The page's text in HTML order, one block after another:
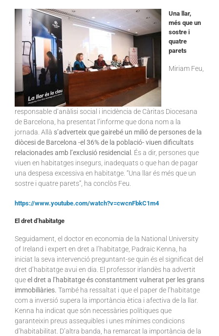
Una llar,
més que un
sostre i
quatre
parets
Miriam Feu,
responsable d’anàlisi social i incidència de Càritas Diocesana
de Barcelona, ha presentat l’informe que dona nom a la
jornada. Allà s’adverteix que gairebé un milió de persones de la
diòcesi de Barcelona -el 36% de la població- viuen dificultats
relacionades amb l’exclusió residencial
. És a dir, persones que
viuen en habitatges insegurs, inadequats o que han de pagar
una despesa excessiva en habitatge. “Una llar és més que un
sostre i quatre parets”, ha conclòs Feu.
https://www.youtube.com/watch?v=cwcnFbkC1m4
El dret d’habitatge
Seguidament, el doctor en economia de la National University
of Ireland i expert en dret a l’habitatge, Padraic Kenna, ha
iniciat la seva intervenció preguntant-se quin és el significat del
dret d’habitatge avui en dia. El professor irlandès ha advertit
queel dret a l’habitatge és constantment vulnerat per les grans
immobiliàries. També ha ressaltat i que el paper de l’habitatge
com a inversió supera la importància ètica i afectiva de la llar.
Kenna ha indicat que són necessàries polítiques que
garanteixin preus assequibles i unes mínimes condicions
d’habitabilitat. D’altra banda, ha remarcat la importància de la